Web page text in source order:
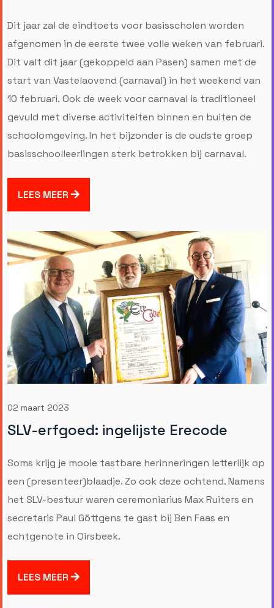
Dit jaar zal de eindtoets voor basisscholen worden
afgenomen in de eerste twee volle weken van februari.
Dit valt dit jaar (gekoppeld aan Pasen) samen met de
start van Vastelaovend (carnaval) in het weekend van
10 februari. Ook de week voor carnaval is traditioneel
gevuld met diverse activiteiten binnen en buiten de
schoolomgeving. In het bijzonder is de oudste groep
basisschoolleerlingen sterk betrokken bij carnaval.
LEES MEER
02 maart 2023
SLV-erfgoed: ingelijste Erecode
Soms krijg je mooie tastbare herinneringen letterlijk op
een (presenteer)blaadje. Zo ook deze ochtend. Namens
het SLV-bestuur waren ceremoniarius Max Ruiters en
secretaris Paul Göttgens te gast bij Ben Faas en
echtgenote in Oirsbeek.
LEES MEER